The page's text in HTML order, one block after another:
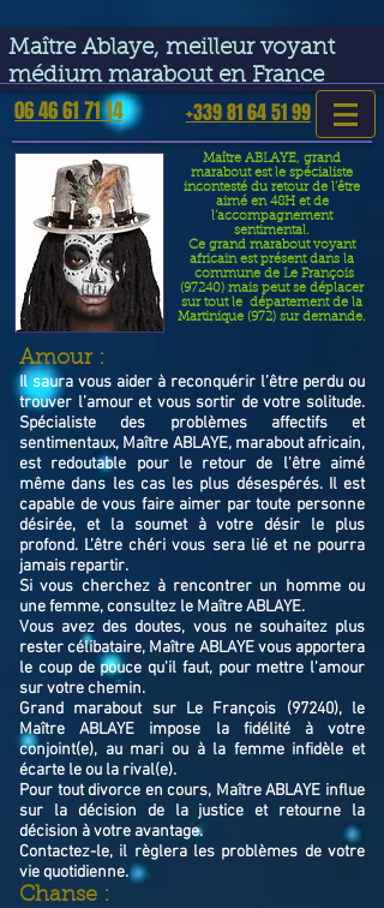
Maître Ablaye, meilleur voyant
médium marabout en France
06 46 61 71 14 +339 81 64 51 99
Maître ABLAYE, grand
marabout est le spécialiste
incontesté du retour de l’être
aimé en 48H et de
l’accompagnement
sentimental.
Ce grand marabout voyant
africain est présent dans la
commune de Le François
(97240) mais peut se déplacer
sur tout le département de la
Martinique (972) sur demande.
​Amour :
Il saura vous aider à reconquérir l’être perdu ou
trouver l’amour et vous sortir de votre solitude.
Spécialiste des problèmes affectifs et
sentimentaux, Maître ABLAYE, marabout africain,
est redoutable pour le retour de l'être aimé
même dans les cas les plus désespérés. Il est
capable de vous faire aimer par toute personne
désirée, et la soumet à votre désir le plus
profond. L’être chéri vous sera lié et ne pourra
jamais repartir.
Si vous cherchez à rencontrer un homme ou
une femme, consultez le Maître ABLAYE.
Vous avez des doutes, vous ne souhaitez plus
rester célibataire, Maître ABLAYE vous apportera
le coup de pouce qu'il faut, pour mettre l'amour
sur votre chemin.
Grand marabout sur Le François (97240), le
Maître ABLAYE impose la fidélité à votre
conjoint(e), au mari ou à la femme infidèle et
écarte le ou la rival(e).
Pour tout divorce en cours, Maître ABLAYE influe
sur la décision de la justice et retourne la
décision à votre avantage.
Contactez-le, il règlera les problèmes de votre
vie quotidienne.
Chanse :